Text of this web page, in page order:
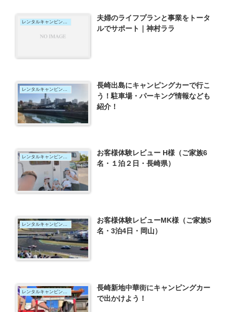
夫婦のライフプランと事業をトータ
ルでサポート｜神村ララ
長崎出島にキャンピングカーで行こ
う！駐車場・パーキング情報なども
紹介！
お客様体験レビュー H様（ご家族6
名・１泊２日・長崎県）
お客様体験レビューMK様（ご家族5
名・3泊4日・岡山）
長崎新地中華街にキャンピングカー
で出かけよう！